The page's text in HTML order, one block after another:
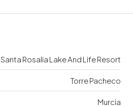
Santa Rosalia Lake And Life Resort
Torre Pacheco
Murcia